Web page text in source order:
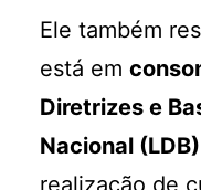
Ele também
está em
Diretrizes e
Nacional (LDB)
realização de